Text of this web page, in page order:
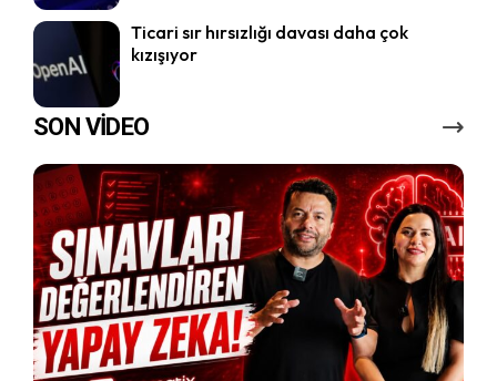
Ticari sır hırsızlığı davası daha çok
kızışıyor
SON VİDEO